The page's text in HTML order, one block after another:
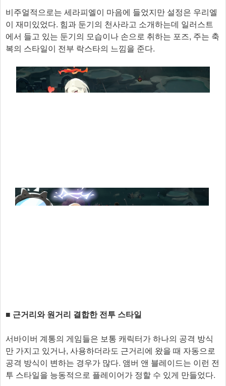
비주얼적으로는 세라피엘이 마음에 들었지만 설정은 우리엘
이 재미있었다. 힘과 둔기의 천사라고 소개하는데 일러스트
에서 들고 있는 둔기의 모습이나 손으로 취하는 포즈, 주는 축
복의 스타일이 전부 락스타의 느낌을 준다.
■ 근거리와 원거리 결합한 전투 스타일
서바이버 계통의 게임들은 보통 캐릭터가 하나의 공격 방식
만 가지고 있거나, 사용하더라도 근거리에 왔을 때 자동으로
공격 방식이 변하는 경우가 많다. 앰버 앤 블레이드는 이런 전
투 스타일을 능동적으로 플레이어가 정할 수 있게 만들었다.